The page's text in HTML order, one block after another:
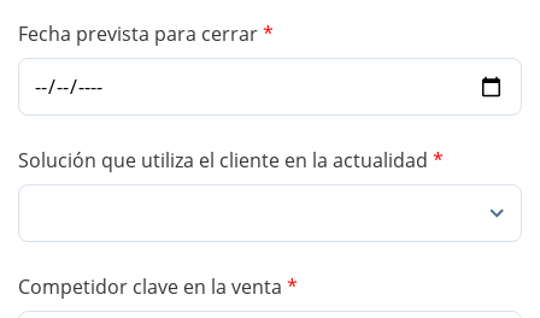
Fecha prevista para cerrar*
Solución que utiliza el cliente en la actualidad *
Competidor clave en la venta *